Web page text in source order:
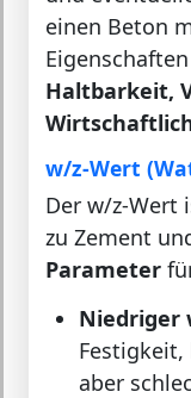
einen Beton
Haltbarkeit,
w/z-Wert
Der w/z-Wert
zu Zement
Parameter
Niedriger
aber